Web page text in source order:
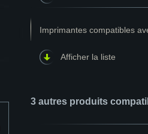
Imprimantes compatibles
Afficher la liste
3 autres produits